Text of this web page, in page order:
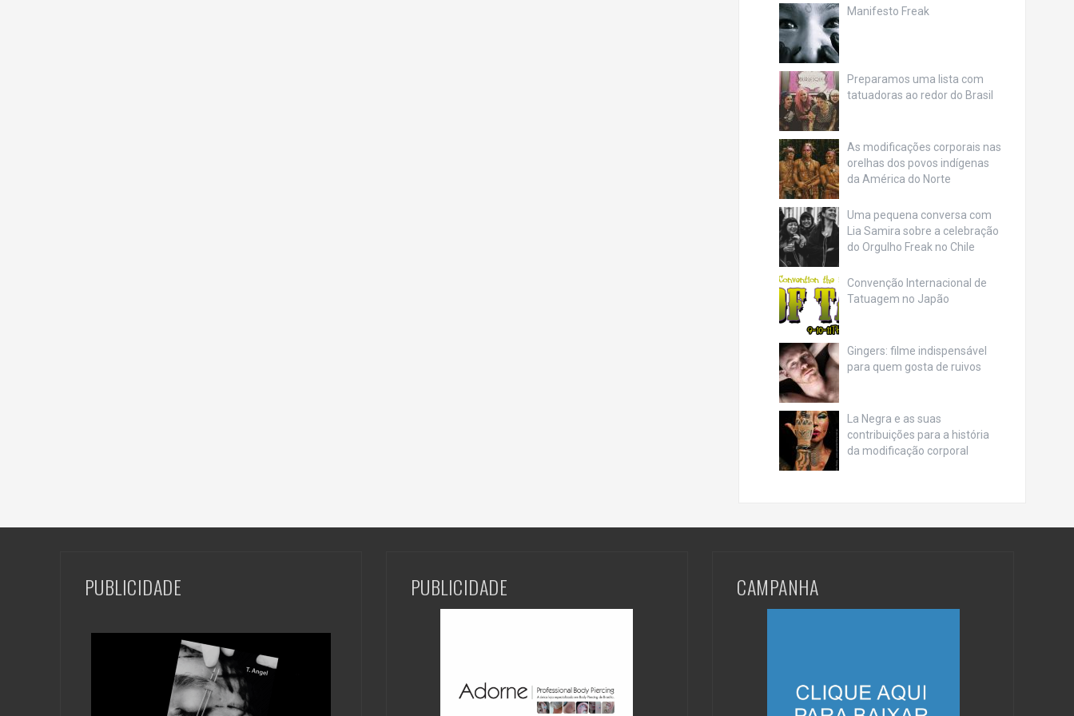
Manifesto Freak
Preparamos uma lista com
tatuadoras ao redor do Brasil
As modificações corporais nas
orelhas dos povos indígenas
da América do Norte
Uma pequena conversa com
Lia Samira sobre a celebração
do Orgulho Freak no Chile
Convenção Internacional de
Tatuagem no Japão
Gingers: filme indispensável
para quem gosta de ruivos
La Negra e as suas
contribuições para a história
da modificação corporal
PUBLICIDADE PUBLICIDADE CAMPANHA